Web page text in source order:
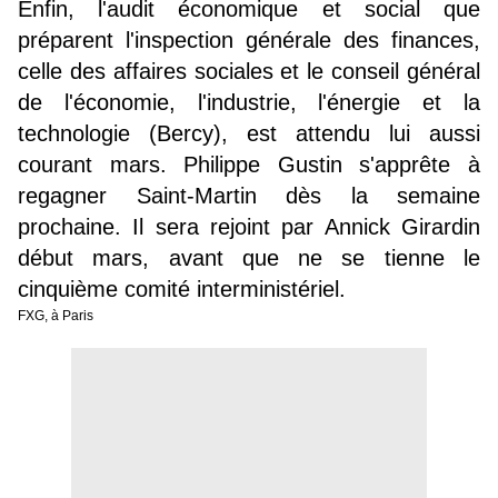
Enfin, l'audit économique et social que
préparent l'inspection générale des finances,
celle des affaires sociales et le conseil général
de l'économie, l'industrie, l'énergie et la
technologie (Bercy), est attendu lui aussi
courant mars. Philippe Gustin s'apprête à
regagner Saint-Martin dès la semaine
prochaine. Il sera rejoint par Annick Girardin
début mars, avant que ne se tienne le
cinquième comité interministériel.
FXG, à Paris